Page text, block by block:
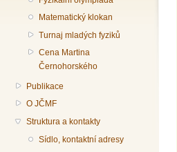
Matematický klokan
Turnaj mladých fyziků
Cena Martina
Černohorského
Publikace
O JČMF
Struktura a kontakty
Sídlo, kontaktní adresy